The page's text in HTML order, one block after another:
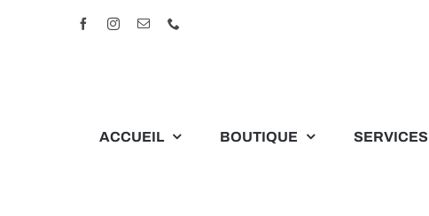
FacebookInstagram
Email
ACCUEIL BOUTIQUE SERVICES